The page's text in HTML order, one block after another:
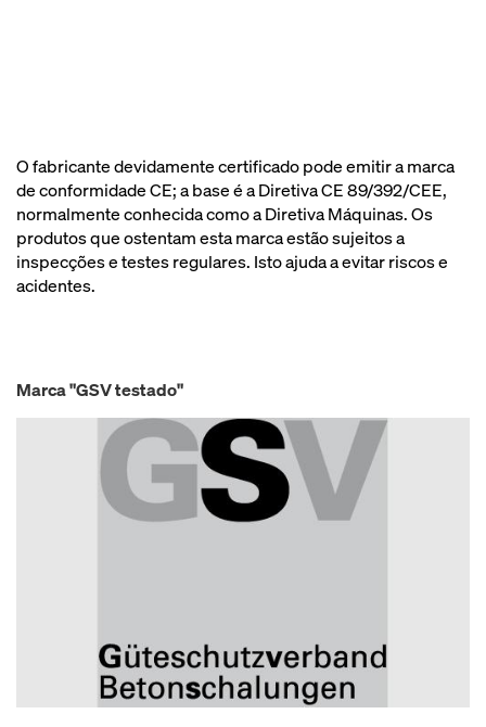
O fabricante devidamente certificado pode emitir a marca
de conformidade CE; a base é a Diretiva CE 89/392/CEE,
normalmente conhecida como a Diretiva Máquinas. Os
produtos que ostentam esta marca estão sujeitos a
inspecções e testes regulares. Isto ajuda a evitar riscos e
acidentes.
Marca "GSV testado"